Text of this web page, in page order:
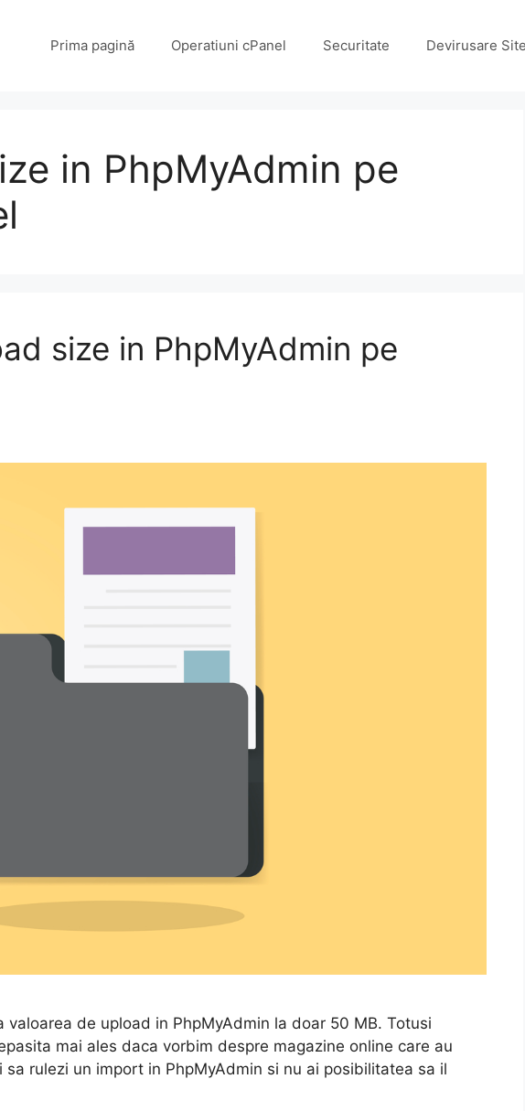
Prima pagină Operatiuni cPanel Securitate Devirusare Site
in PhpMyAdmin pe
size in PhpMyAdmin pe
de upload in PhpMyAdmin la doar 50 MB. Totusi
mai ales daca vorbim despre magazine online care au
rulezi un import in PhpMyAdmin si nu ai posibilitatea sa il